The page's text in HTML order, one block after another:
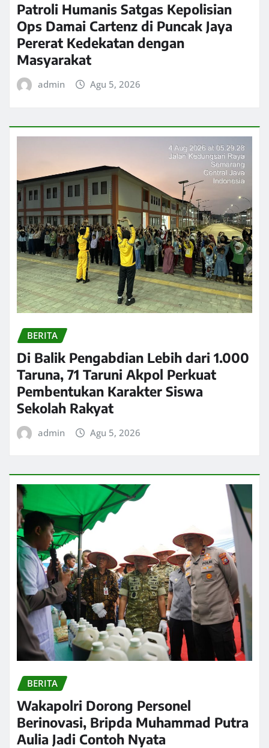
Patroli Humanis Satgas Kepolisian
Ops Damai Cartenz di Puncak Jaya
Pererat Kedekatan dengan
Masyarakat
admin Agu 5, 2026
BERITA
Di Balik Pengabdian Lebih dari 1.000
Taruna, 71 Taruni Akpol Perkuat
Pembentukan Karakter Siswa
Sekolah Rakyat
admin Agu 5, 2026
BERITA
Wakapolri Dorong Personel
Berinovasi, Bripda Muhammad Putra
Aulia Jadi Contoh Nyata